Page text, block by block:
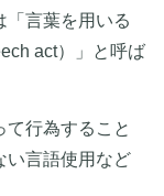
「言葉を用いる
act）」と呼ば
行為すること
い言語使用など